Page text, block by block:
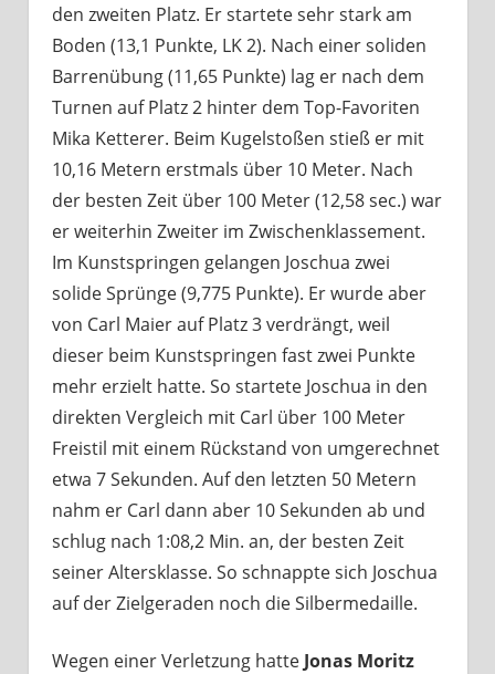
den zweiten Platz. Er startete sehr stark am
Boden (13,1 Punkte, LK 2). Nach einer soliden
Barrenübung (11,65 Punkte) lag er nach dem
Turnen auf Platz 2 hinter dem Top-Favoriten
Mika Ketterer. Beim Kugelstoßen stieß er mit
10,16 Metern erstmals über 10 Meter. Nach
der besten Zeit über 100 Meter (12,58 sec.) war
er weiterhin Zweiter im Zwischenklassement.
Im Kunstspringen gelangen Joschua zwei
solide Sprünge (9,775 Punkte). Er wurde aber
von Carl Maier auf Platz 3 verdrängt, weil
dieser beim Kunstspringen fast zwei Punkte
mehr erzielt hatte. So startete Joschua in den
direkten Vergleich mit Carl über 100 Meter
Freistil mit einem Rückstand von umgerechnet
etwa 7 Sekunden. Auf den letzten 50 Metern
nahm er Carl dann aber 10 Sekunden ab und
schlug nach 1:08,2 Min. an, der besten Zeit
seiner Altersklasse. So schnappte sich Joschua
auf der Zielgeraden noch die Silbermedaille.
Wegen einer Verletzung hatte Jonas Moritz